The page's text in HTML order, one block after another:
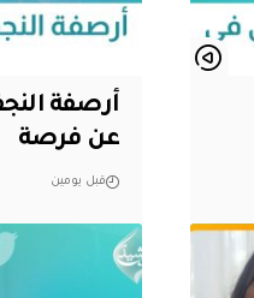
أرصفة
عن فرصة
قبل يومين